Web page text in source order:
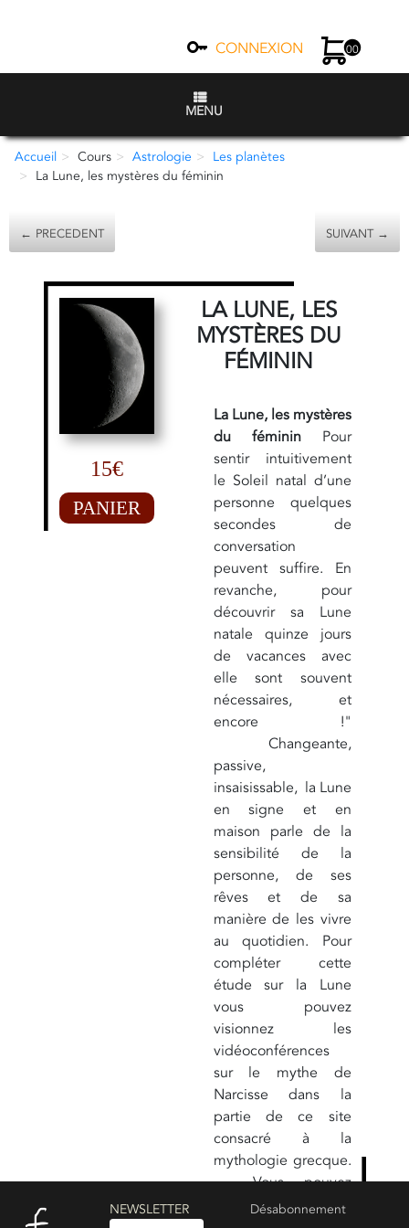
CONNEXION 00
MENU
Accueil Cours Astrologie
Les planètes
La Lune, les mystères du féminin
← PRECEDENT SUIVANT →
15€
PANIER
LA LUNE, LES
MYSTÈRES DU
FÉMININ
La Lune, les mystères
du fémininPour
sentir intuitivement
le Soleil natal d’une
personne quelques
secondes de
conversation
peuvent suffire. En
revanche, pour
découvrir sa Lune
natale quinze jours
de vacances avec
elle sont souvent
nécessaires, et
encore !"
Changeante,
passive,
insaisissable, la Lune
en signe et en
maison parle de la
sensibilité de la
personne, de ses
rêves et de sa
manière de les vivre
au quotidien. Pour
compléter cette
étude sur la Lune
vous pouvez
visionnez les
vidéoconférences
sur le mythe de
Narcisse dans la
partie de ce site
consacré à la
mythologie grecque.
Vous pouvez
également consulter
NEWSLETTER
Désabonnement